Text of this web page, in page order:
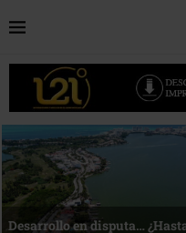
Bottega, un viaje servido a la